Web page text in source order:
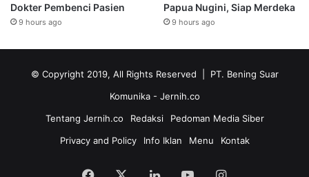
Dokter Pembenci Pasien
9 hours ago
Papua Nugini, Siap Merdeka
9 hours ago
© Copyright 2019, All Rights Reserved | PT. Bening Suar
Komunika - Jernih.co
Tentang Jernih.co
Redaksi
Pedoman Media Siber
Privacy and Policy
Info Iklan Menu Kontak
Facebook LinkedInYouTubeInstagram